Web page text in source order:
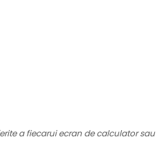
a fiecarui ecran de calculator